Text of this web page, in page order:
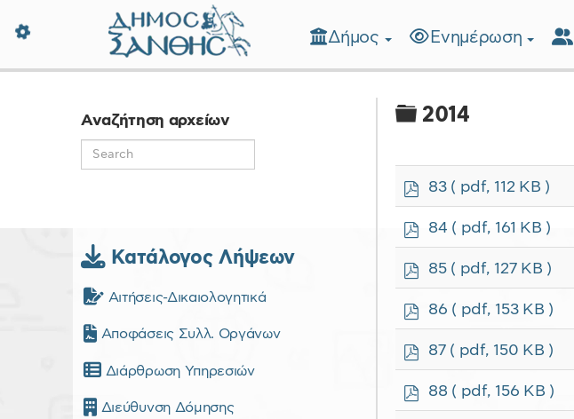
Δήμος Ξάνθης - Επίσημη Ιστοσελίδα
Δήμος Ενημέρωση
Φάκελος
2014
p
83 ( pdf, 112 KB )
p
84 ( pdf, 161 KB )
p
85 ( pdf, 127 KB )
p
86 ( pdf, 153 KB )
p
87 ( pdf, 150 KB )
p
88 ( pdf, 156 KB )
Αναζήτηση αρχείων
Κατάλογος Λήψεων
Αιτήσεις-Δικαιολογητικά
Αποφάσεις Συλλ. Οργάνων
Διάρθρωση Υπηρεσιών
Διεύθυνση Δόμησης